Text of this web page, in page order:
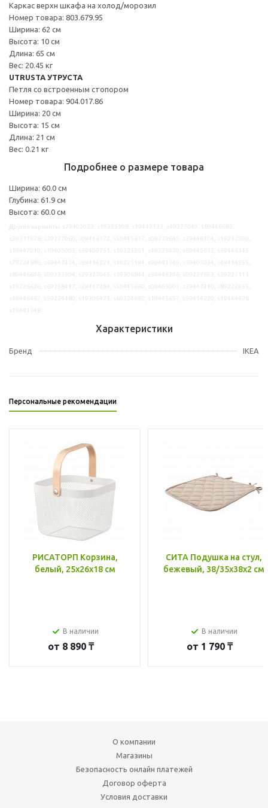
Каркас верхн шкафа на холод/морозил
Номер товара: 803.679.95
Ширина: 62 см
Высота: 10 см
Длина: 65 см
Вес: 20.45 кг
UTRUSTA УТРУСТА
Петля со встроенным стопором
Номер товара: 904.017.86
Ширина: 20 см
Высота: 15 см
Длина: 21 см
Вес: 0.21 кг
Подробнее о размере товара
Ширина: 60.0 см
Глубина: 61.9 см
Высота: 60.0 см
Характеристики
Бренд IKEA
Персональные рекомендации
РИСАТОРП Корзина,
белый, 25x26x18 см
В наличии
от 8 890 ₸
СИТА Подушка на стул,
бежевый, 38/35x38x2 см
В наличии
от 1 790 ₸
О компании
Магазины
Безопасность онлайн платежей
Договор оферта
Условия доставки